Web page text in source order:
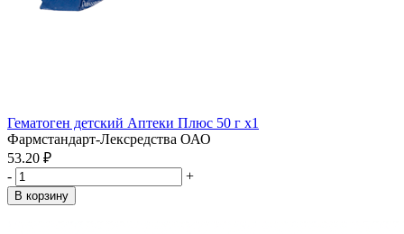
Гематоген детский Аптеки Плюс 50 г x1
Фармстандарт-Лексредства ОАО
53.20 ₽
-
+
В корзину